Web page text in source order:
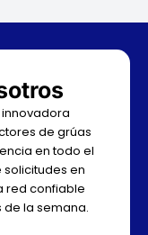
innovadora
de grúas
en todo el
solicitudes en
red confiable
de la semana.